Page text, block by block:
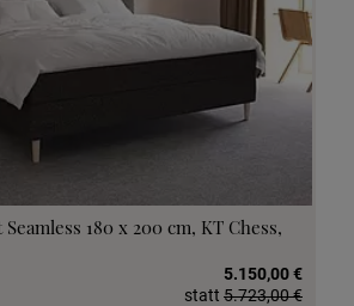
180 x 200 cm, KT Chess,
5.150,00 €
statt 5.723,00 €